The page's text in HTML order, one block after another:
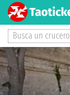
Busca un crucero